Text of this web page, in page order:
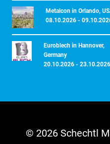
Metalcon in Orlando,
08.10.2026 -
Euroblech in Hannover,
Germany
20.10.2026 - 23.10.2026
© 2026 Schechtl